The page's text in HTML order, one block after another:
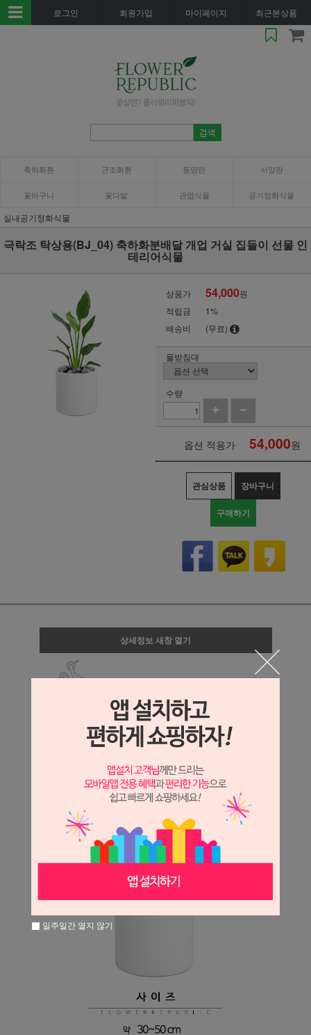
로그인 회원가입 마이페이지 최근본상품
축하화환 근조화환 동양란 서양란
꽃바구니 꽃다발 관엽식물 공기정화식물
실내공기정화식물
극락조 탁상용(BJ_04) 축하화분배달 개업 거실 집들이 선물 인
테리어식물
상품가 54,000원
적립금
1%
배송비
(무료)
물받침대
수량
옵션 적용가 54,000원
관심상품 장바구니
구매하기
상세정보 새창 열기
상세 정보를 확대해 보실 수 있습니다.
일주일간 열지 않기